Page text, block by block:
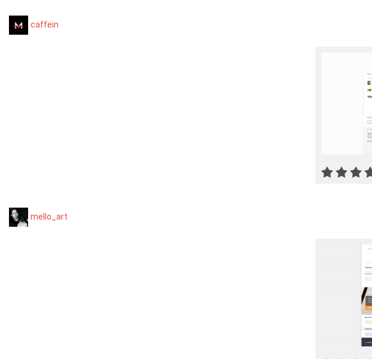
caffein
mello_art